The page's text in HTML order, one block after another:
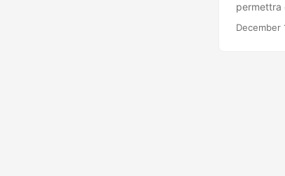
permettra
December